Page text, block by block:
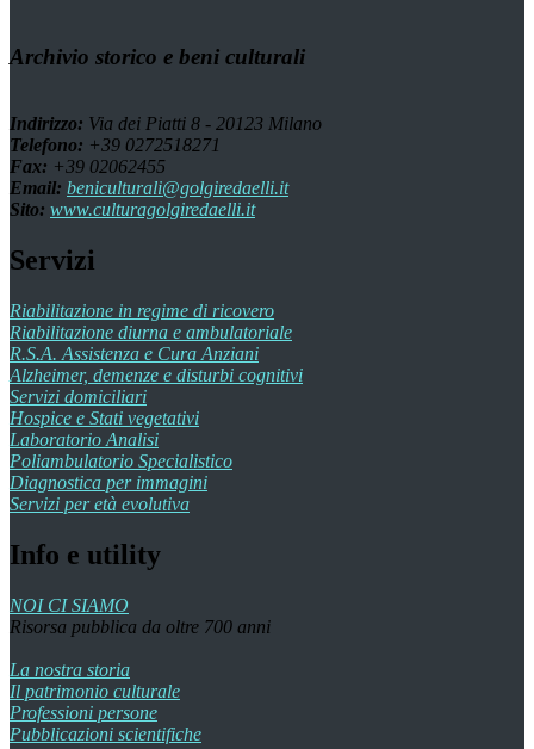
Archivio storico e beni culturali
Indirizzo: Via dei Piatti 8 - 20123 Milano
Telefono: +39 0272518271
Fax: +39 02062455
Email: beniculturali@golgiredaelli.it
Sito: www.culturagolgiredaelli.it
Servizi
Riabilitazione in regime di ricovero
Riabilitazione diurna e ambulatoriale
R.S.A. Assistenza e Cura Anziani
Alzheimer, demenze e disturbi cognitivi
Servizi domiciliari
Hospice e Stati vegetativi
Laboratorio Analisi
Poliambulatorio Specialistico
Diagnostica per immagini
Servizi per età evolutiva
Info e utility
NOI CI SIAMO
Risorsa pubblica da oltre 700 anni
La nostra storia
Il patrimonio culturale
Professioni persone
Pubblicazioni scientifiche